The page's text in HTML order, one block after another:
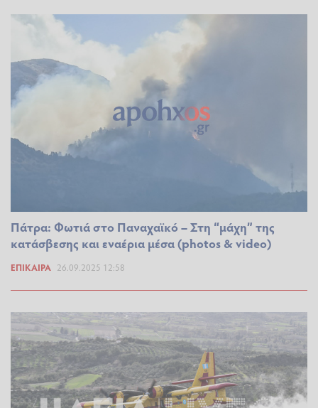
Πάτρα: Φωτιά στο Παναχαϊκό – Στη “μάχη” της
κατάσβεσης και εναέρια μέσα (photos & video)
ΕΠΊΚΑΙΡΑ 26.09.2025 12:58